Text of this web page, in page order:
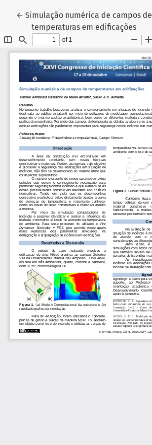
← Voltar aos Detalhes do Artigo
Simulação numérica de campos de
temperaturas em edificações